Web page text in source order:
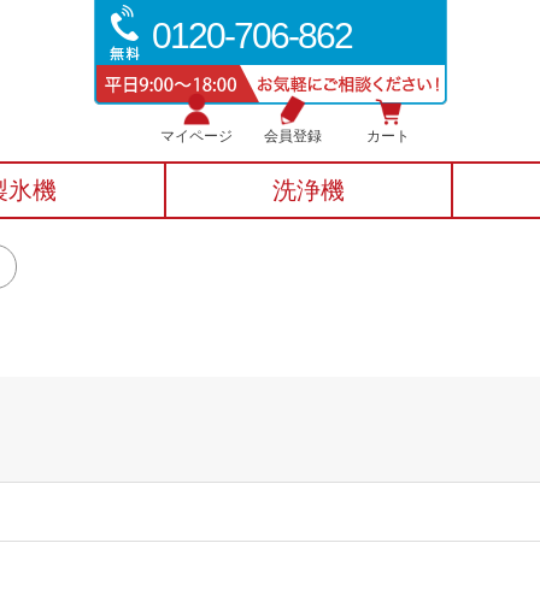
0120-706-862
マイページ 会員登録 カート
氷機 洗浄機